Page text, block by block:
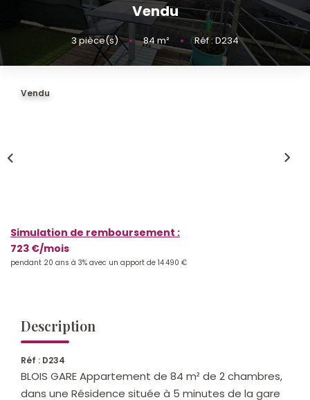
ESTIMER
FAIRE GÉRER
CONTACT
Vendu
3pièce(s) • 84 m² • Réf : D234
Vendu
Simulation de remboursement :
723 €/mois
pendant 20 ans à 3% avec un apport de 14 490 €
Description
Réf : D234
BLOIS GARE Appartement de 84 m² de 2 chambres,
dans une Résidence située à 5 minutes de la gare